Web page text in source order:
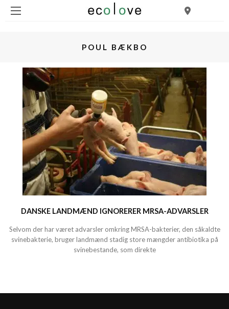
POUL BÆKBO
DANSKE LANDMÆND IGNORERER MRSA-ADVARSLER
Selvom der har været advarsler omkring MRSA-bakterier, den såkaldte
svinebakterie, bruger landmænd stadig store mængder antibiotika på
svinebestande, som direkte